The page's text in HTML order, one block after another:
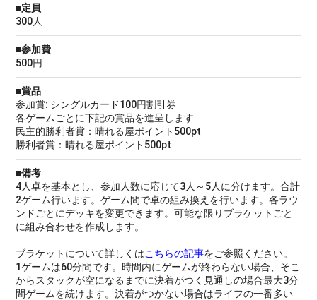
■定員
300人
■参加費
500円
■賞品
参加賞: シングルカード100円割引券
各ゲームごとに下記の賞品を進呈します
民主的勝利者賞：晴れる屋ポイント500pt
勝利者賞：晴れる屋ポイント500pt
■備考
4人卓を基本とし、参加人数に応じて3人～5人に分けます。合計
2ゲーム行います。ゲーム間で卓の組み換えを行います。各ラウ
ンドごとにデッキを変更できます。可能な限りブラケットごと
に組み合わせを作成します。
ブラケットについて詳しくはこちらの記事をご参照ください。
1ゲームは60分間です。時間内にゲームが終わらない場合、そこ
からスタックが空になるまでに決着がつく見通しの場合最大3分
間ゲームを続けます。決着がつかない場合はライフの一番多い